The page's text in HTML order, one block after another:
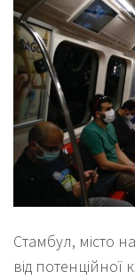
Стамбул, місто
від